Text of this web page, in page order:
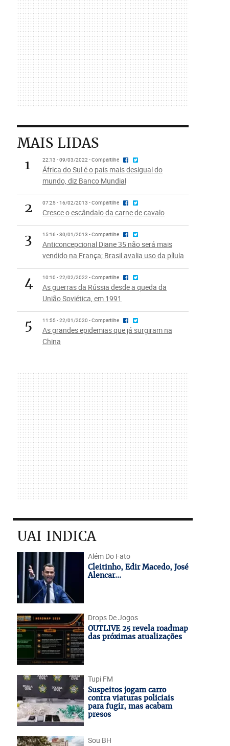
MAIS LIDAS
1
22:13 - 09/03/2022 - Compartilhe
África do Sul é o país mais desigual do
mundo, diz Banco Mundial
2 07:25 - 16/02/2013 - Compartilhe
Cresce o escândalo da carne de cavalo
3 15:16 - 30/01/2013 - Compartilhe
Anticoncepcional Diane 35 não será mais
vendido na França; Brasil avalia uso da pílula
4 10:10 - 22/02/2022 - Compartilhe
As guerras da Rússia desde a queda da
União Soviética, em 1991
5 11:55 - 22/01/2020 - Compartilhe
As grandes epidemias que já surgiram na
China
UAI INDICA
Além Do Fato
Cleitinho, Edir Macedo, José
Alencar...
Drops De Jogos
OUTLIVE 25 revela roadmap
das próximas atualizações
Tupi FM
Suspeitos jogam carro
contra viaturas policiais
para fugir, mas acabam
presos
Sou BH